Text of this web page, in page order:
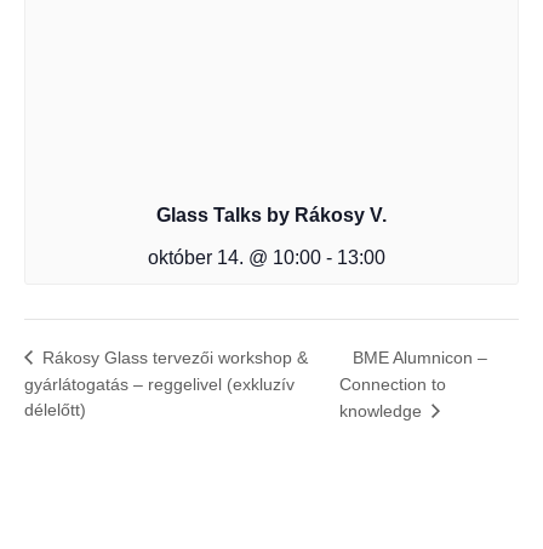
Glass Talks by Rákosy V.
október 14. @ 10:00 - 13:00
Rákosy Glass tervezői workshop &
gyárlátogatás – reggelivel (exkluzív
délelőtt)
BME Alumnicon –
Connection to
knowledge